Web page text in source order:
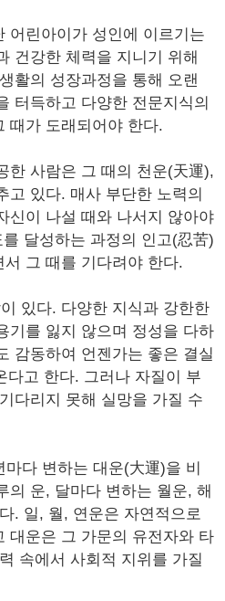
어린아이가 성인에 이르기는
건강한 체력을 지니기 위해
활의 성장과정을 통해 오랜
터득하고 다양한 전문지식의
때가 도래되어야 한다.
한 사람은 그 때의 천운(天運),
고 있다. 매사 부단한 노력의
신이 나설 때와 나서지 않아야
달성하는 과정의 인고(忍苦)
그 때를 기다려야 한다.
있다. 다양한 지식과 강한한
기를 잃지 않으며 정성을 다하
감동하여 언젠가는 좋은 결실
다고 한다. 그러나 자질이 부
다리지 못해 실망을 가질 수
다 변하는 대운(大運)을 비
의 운, 달마다 변하는 월운, 해
. 일, 월, 연운은 자연적으로
대운은 그 가문의 유전자와 타
속에서 사회적 지위를 가질